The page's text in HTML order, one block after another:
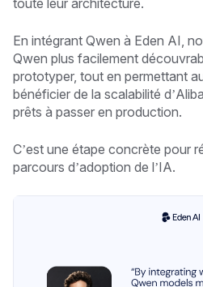
En intégrant Qwen à Eden AI,
Qwen plus facilement
prototyper, tout en permettant
bénéficier de la scalabilité
prêts à passer en production.
C’est une étape concrète pour
parcours d’adoption de l’IA.